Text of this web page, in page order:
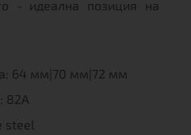
- идеална позиция на
64 мм|70 мм|72 мм
82A
steel